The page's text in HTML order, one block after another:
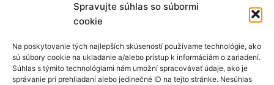
Spravujte súhlas so súbormi
cookie
Na poskytovanie tých najlepších skúseností používame technológie, ako
sú súbory cookie na ukladanie a/alebo prístup k informáciám o zariadení.
Súhlas s týmito technológiami nám umožní spracovávať údaje, ako je
správanie pri prehliadaní alebo jedinečné ID na tejto stránke. Nesúhlas